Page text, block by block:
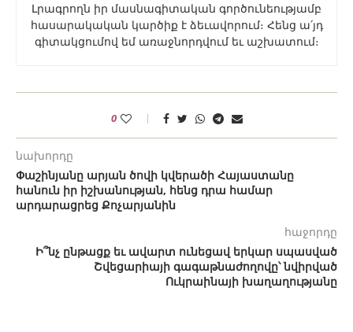
Լրագրողն իր մասնագիտական գործունեությամբ
հասարակական կարծիք է ձեւավորում։ Հենց ա՛յդ
գիտակցումով եմ առաջնորդվում եւ աշխատում։
0
նախորդը
Փաշինյանը արյան ծովի կվերածի Հայաստանը
հանուն իր իշխանության, հենց դրա համար
արդարացրեց Քոչարյանին
հաջորդը
Ի՞նչ ընթացք եւ ավարտ ունեցավ երկար սպասված
Շվեցարիայի գագաթնաժողովը՝ նվիրված
Ուկրաինայի խաղաղությանը